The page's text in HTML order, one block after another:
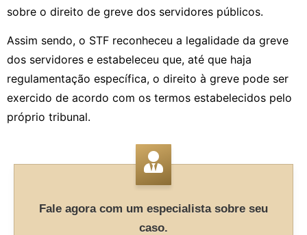
sobre o direito de greve dos servidores públicos.
Assim sendo, o STF reconheceu a legalidade da greve
dos servidores e estabeleceu que, até que haja
regulamentação específica, o direito à greve pode ser
exercido de acordo com os termos estabelecidos pelo
próprio tribunal.
Fale agora com um especialista sobre seu
caso.